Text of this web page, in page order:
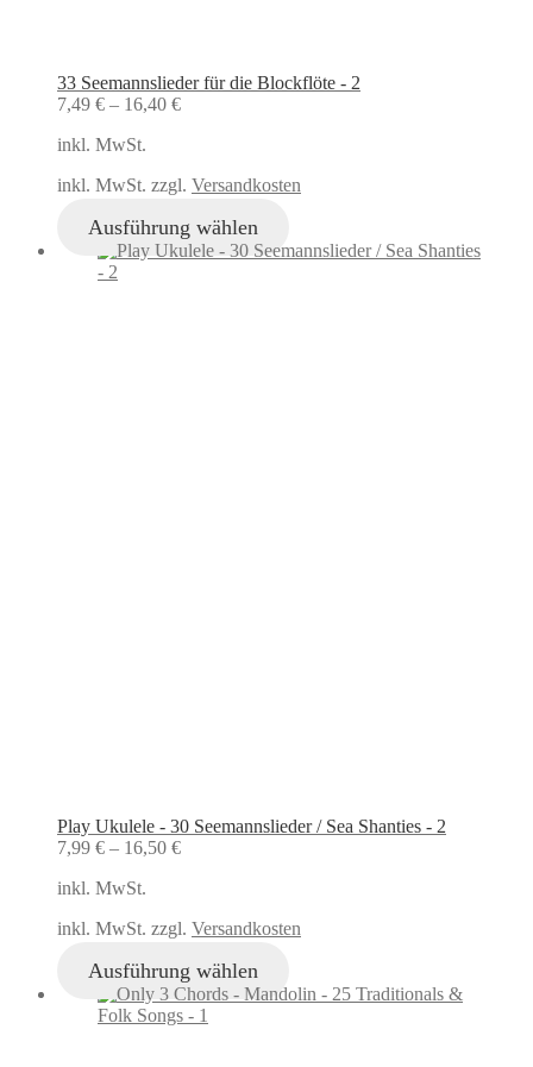
33 Seemannslieder für die Blockflöte - 2
7,49 € – 16,40 €
inkl. MwSt.
inkl. MwSt. zzgl. Versandkosten
Ausführung wählen
Play Ukulele - 30 Seemannslieder / Sea Shanties - 2
7,99 € – 16,50 €
inkl. MwSt.
inkl. MwSt. zzgl. Versandkosten
Ausführung wählen